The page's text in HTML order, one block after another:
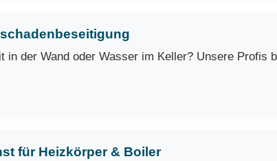
in der Wand oder Wasser im Keller? Unsere Profis
für Heizkörper & Boiler